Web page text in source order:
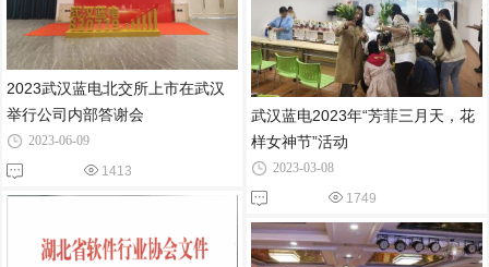
2023武汉蓝电北交所上市在武汉
举行公司内部答谢会
2023-06-09
1413
武汉蓝电2023年“芳菲三月天，花
样女神节”活动
2023-03-08
1749